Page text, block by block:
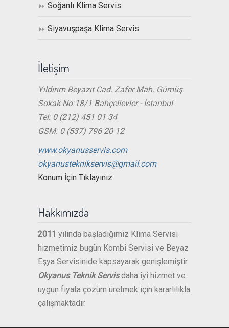
Soğanlı Klima Servis
Siyavuşpaşa Klima Servis
İletişim
Yıldırım Beyazıt Cad. Zafer Mah. Gümüş
Sokak No:18/1 Bahçelievler - İstanbul
Tel: 0 (212) 451 01 34
GSM: 0 (537) 796 20 12
www.okyanusservis.com
okyanusteknikservis@gmail.com
Konum İçin Tıklayınız
Hakkımızda
2011 yılında başladığımız Klima Servisi
hizmetimiz bugün Kombi Servisi ve Beyaz
Eşya Servisinide kapsayarak genişlemiştir.
Okyanus Teknik Servisdaha iyi hizmet ve
uygun fiyata çözüm üretmek için kararlılıkla
çalışmaktadır.